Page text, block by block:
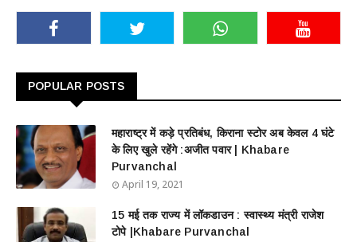
POPULAR POSTS
महाराष्ट्र में कड़े प्रतिबंध, किराना स्टोर अब केवल 4 घंटे
के लिए खुले रहेंगे :अजीत पवार | Khabare
Purvanchal
April 19, 2021
15 मई तक राज्य में लॉकडाउन : स्वास्थ्य मंत्री राजेश
टोपे |Khabare Purvanchal